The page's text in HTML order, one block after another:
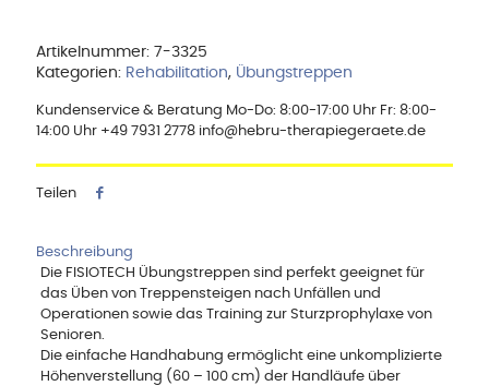
Artikelnummer: 7-3325
Kategorien: Rehabilitation, Übungstreppen
Kundenservice & Beratung Mo-Do: 8:00-17:00 Uhr Fr: 8:00-
14:00 Uhr +49 7931 2778 info@hebru-therapiegeraete.de
Teilen
Beschreibung
Die FISIOTECH Übungstreppen sind perfekt geeignet für
das Üben von Treppensteigen nach Unfällen und
Operationen sowie das Training zur Sturzprophylaxe von
Senioren.
Die einfache Handhabung ermöglicht eine unkomplizierte
Höhenverstellung (60 – 100 cm) der Handläufe über